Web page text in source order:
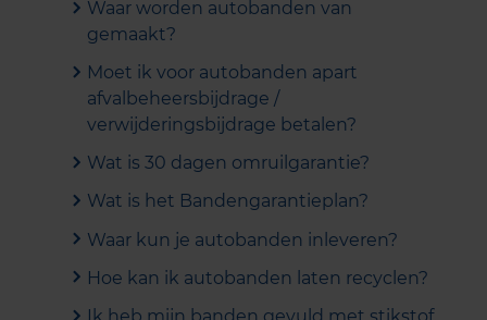
Waar worden autobanden van
gemaakt?
Moet ik voor autobanden apart
afvalbeheersbijdrage /
verwijderingsbijdrage betalen?
Wat is 30 dagen omruilgarantie?
Wat is het Bandengarantieplan?
Waar kun je autobanden inleveren?
Hoe kan ik autobanden laten recyclen?